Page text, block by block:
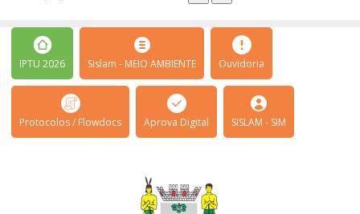
IPTU 2026 Sislam - MEIO AMBIENTE Ouvidoria
Protocolos / Flowdocs Aprova Digital SISLAM - SIM